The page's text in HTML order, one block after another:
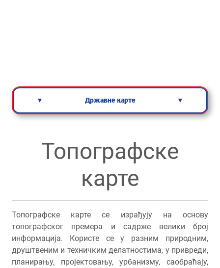
▼ Државне карте ▼
Топографске
карте
Топографске карте се израђују на основу
топографског премера и садрже велики број
информација. Користе се у разним природним,
друштвеним и техничким делатностима, у привреди,
планирању, пројектовању, урбанизму, саобраћају,